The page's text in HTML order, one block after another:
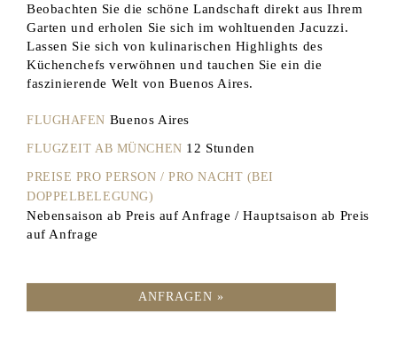
Beobachten Sie die schöne Landschaft direkt aus Ihrem
Garten und erholen Sie sich im wohltuenden Jacuzzi.
Lassen Sie sich von kulinarischen Highlights des
Küchenchefs verwöhnen und tauchen Sie ein die
faszinierende Welt von Buenos Aires.
FLUGHAFEN Buenos Aires
FLUGZEIT AB MÜNCHEN 12 Stunden
PREISE PRO PERSON / PRO NACHT (BEI
DOPPELBELEGUNG)
Nebensaison ab Preis auf Anfrage / Hauptsaison ab Preis
auf Anfrage
ANFRAGEN »